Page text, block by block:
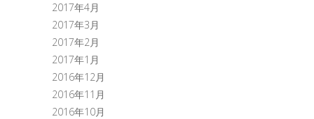
2017年4月
2017年3月
2017年2月
2017年1月
2016年12月
2016年11月
2016年10月